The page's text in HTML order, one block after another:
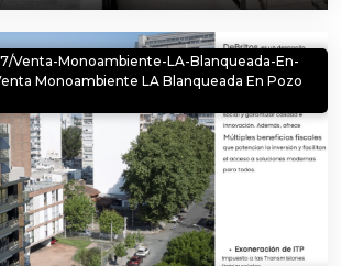
Venta-Monoambiente-LA-Blanqueada-En-
Monoambiente LA Blanqueada En Pozo